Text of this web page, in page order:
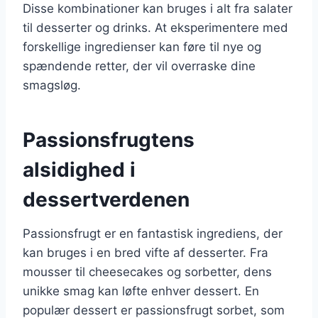
Disse kombinationer kan bruges i alt fra salater
til desserter og drinks. At eksperimentere med
forskellige ingredienser kan føre til nye og
spændende retter, der vil overraske dine
smagsløg.
Passionsfrugtens
alsidighed i
dessertverdenen
Passionsfrugt er en fantastisk ingrediens, der
kan bruges i en bred vifte af desserter. Fra
mousser til cheesecakes og sorbetter, dens
unikke smag kan løfte enhver dessert. En
populær dessert er passionsfrugt sorbet, som